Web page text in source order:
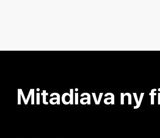
Mitadiava ny